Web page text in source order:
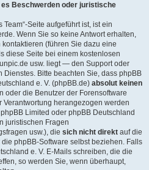
Beschwerden oder juristische
Team“-Seite aufgeführt ist, ist ein
Wenn Sie so keine Antwort erhalten,
(führen Sie dazu eine
diese Seite bei einem kostenlosen
usw. liegt — den Support oder
Dienstes. Bitte beachten Sie, dass phpBB
e. V. (phpBB.de) absolut keinen
oder die Benutzer der Forensoftware
Verantwortung herangezogen werden
Limited oder phpBB Deutschland
juristischen Fragen
usw.), die sich nicht direkt auf die
phpBB-Software selbst beziehen. Falls
e. V. E-Mails schreiben, die die
so werden Sie, wenn überhaupt,